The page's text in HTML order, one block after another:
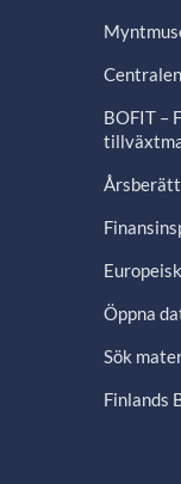
BOFIT –
Öppna
Sök
Finlands